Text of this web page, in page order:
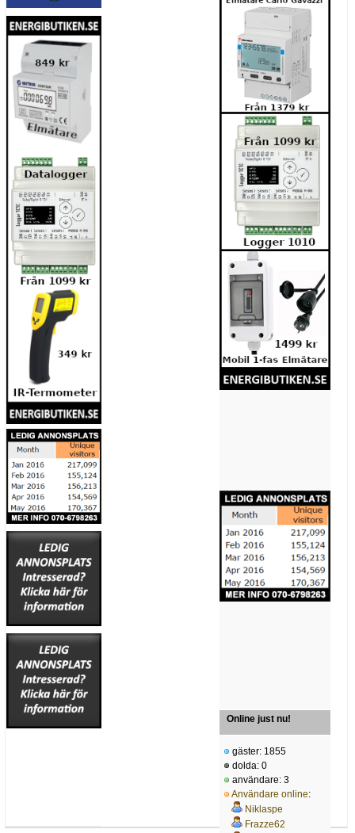
Online just nu!
gäster: 1855
dolda: 0
användare: 3
Användare online:
Niklaspe
Frazze62